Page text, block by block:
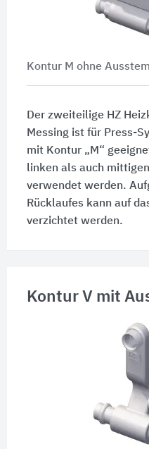
Kontur M ohne
Der zweiteilige HZ
Messing ist für Press-
mit Kontur „M“
linken als auch
verwendet werden.
Rücklaufes kann auf
verzichtet werden.
Kontur V mit